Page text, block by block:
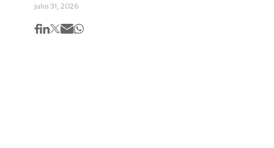
julio 31, 2026